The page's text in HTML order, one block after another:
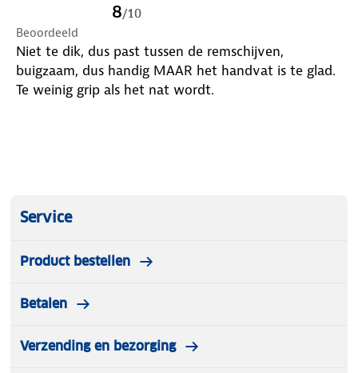
8/10
Beoordeeld
Niet te dik, dus past tussen de remschijven,
buigzaam, dus handig MAAR het handvat is te glad.
Te weinig grip als het nat wordt.
Service
Product bestellen
Betalen
Verzending en bezorging